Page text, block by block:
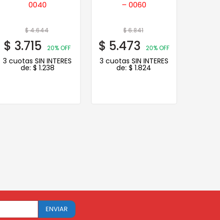
0040
$4.644
$ 3.715 20% OFF
3 cuotas SIN INTERES
de: $ 1.238
– 0060
$6.841
$ 5.473 20% OFF
3 cuotas SIN INTERES
de:$ 1.824